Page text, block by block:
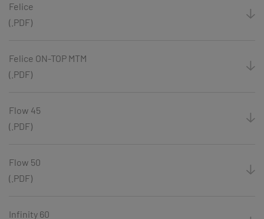
Felice
(.PDF)
Felice ON-TOP MTM
(.PDF)
Flow 45
(.PDF)
Flow 50
(.PDF)
Infinity 60